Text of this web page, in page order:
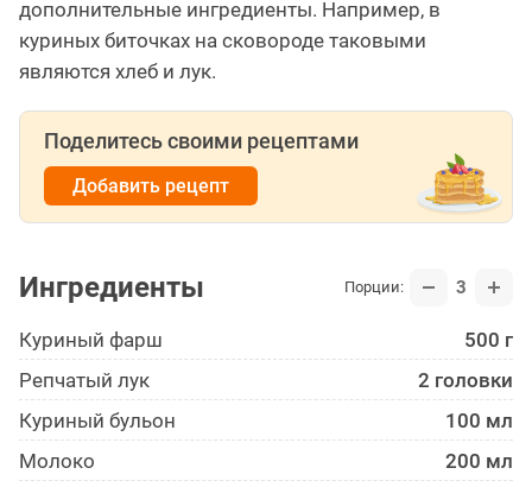
дополнительные ингредиенты. Например, в
куриных биточках на сковороде таковыми
являются хлеб и лук.
Поделитесь своими рецептами
Добавить рецепт
Ингредиенты Порции: 3
Куриный фарш
500 г
Репчатый лук
2 головки
Куриный бульон
100 мл
Молоко
200 мл